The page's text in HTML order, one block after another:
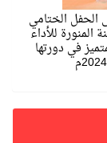
الحفل الختامي
المنورة للأداء
في دورتها